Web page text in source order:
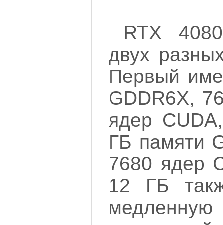
RTX
двух
Первый
GDDR6X,
ядер
ГБ памяти
7680 ядер
12 ГБ